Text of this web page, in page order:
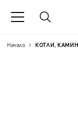
Начало КОТЛИ,